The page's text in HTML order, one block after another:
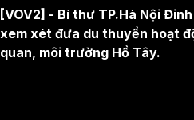
[VOV2] - Bí thư TP.Hà Nội
xem xét đưa du thuyền hoạt
quan, môi trường Hồ Tây.